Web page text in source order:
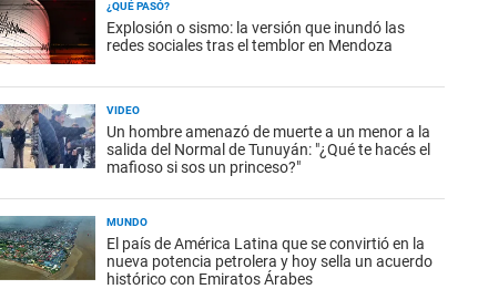
¿QUÉ PASÓ?
Explosión o sismo: la versión que inundó las
redes sociales tras el temblor en Mendoza
VIDEO
Un hombre amenazó de muerte a un menor a la
salida del Normal de Tunuyán: "¿Qué te hacés el
mafioso si sos un princeso?"
MUNDO
El país de América Latina que se convirtió en la
nueva potencia petrolera y hoy sella un acuerdo
histórico con Emiratos Árabes